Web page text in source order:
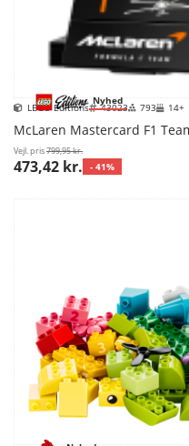
Nyhed
LEGO Editions 43023 793 14+
McLaren Mastercard F1
Vejl. pris799,95 kr.
473,42 kr. - 41%